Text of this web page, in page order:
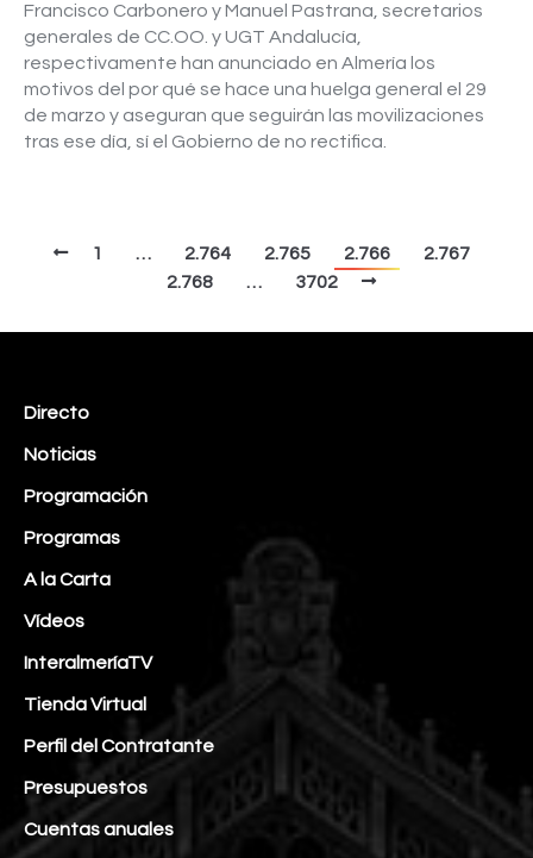
Francisco Carbonero y Manuel Pastrana, secretarios
generales de CC.OO. y UGT Andalucía,
respectivamente han anunciado en Almería los
motivos del por qué se hace una huelga general el 29
de marzo y aseguran que seguirán las movilizaciones
tras ese día, sí el Gobierno de no rectifica.
1 … 2.764 2.765 2.766
2.767
2.768
… 3702
Directo
Noticias
Programación
Programas
A la Carta
Vídeos
InteralmeríaTV
Tienda Virtual
Perfil del Contratante
Presupuestos
Cuentas anuales